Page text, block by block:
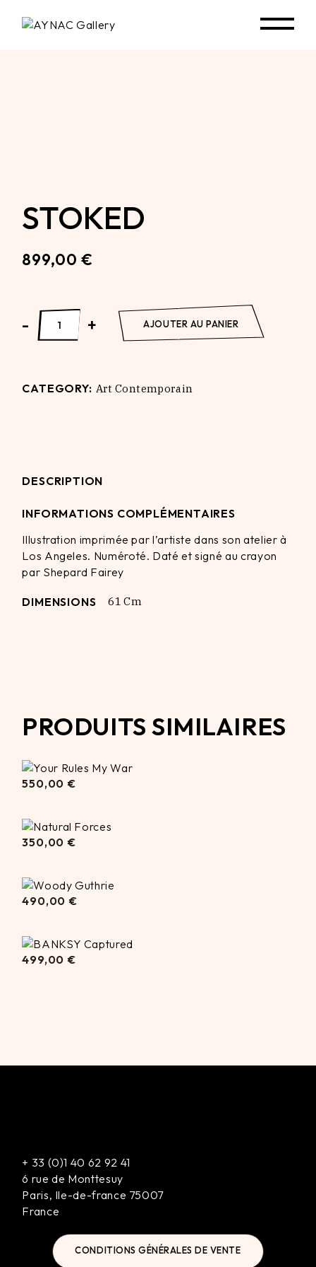
STOKED
899,00 €
STOKED quantity
- + AJOUTER AU PANIER
CATEGORY: Art Contemporain
DESCRIPTION
INFORMATIONS COMPLÉMENTAIRES
Illustration imprimée par l’artiste dans son atelier à
Los Angeles. Numéroté. Daté et signé au crayon
par Shepard Fairey
DIMENSIONS 61 Cm
PRODUITS SIMILAIRES
550,00 €
350,00 €
490,00 €
499,00 €
+ 33 (0)1 40 62 92 41
6 rue de Monttesuy
Paris, Ile-de-france 75007
France
CONDITIONS GÉNÉRALES DE VENTE